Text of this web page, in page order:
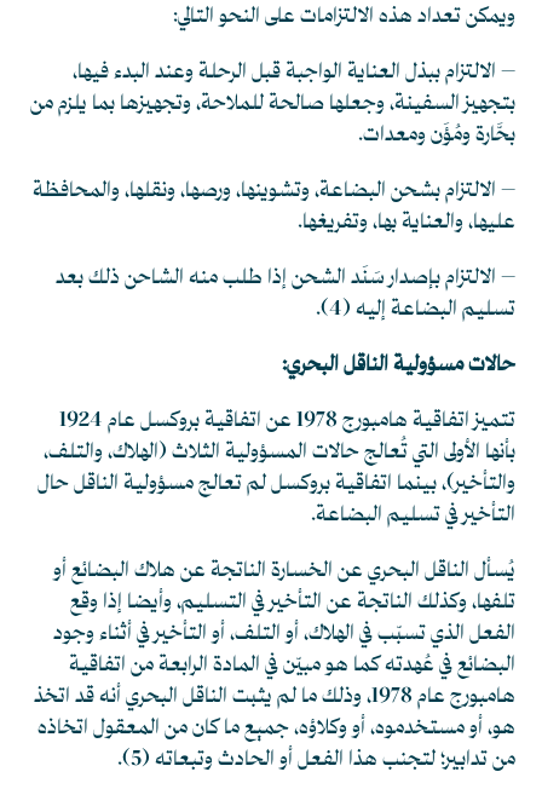
ويمكن تعداد هذه الالتزامات على النحو التالي:
– الالتزام ببذل العناية الواجبة قبل الرحلة وعند البدء فيها،
بتجهيز السفينة، وجعلها صالحة للملاحة، وتجهيزها بما يلزم من
بحَّارة ومُؤَن ومعدات.
– الالتزام بشحن البضاعة، وتشوينها، ورصها، ونقلها، والمحافظة
عليها، والعناية بها، وتفريغها.
– الالتزام بإصدار سَنَد الشحن إذا طلب منه الشاحن ذلك بعد
تسليم البضاعة إليه(4)
.
حالات مسؤولية الناقل البحري:
تتميز اتفاقية هامبورج 1978 عن اتفاقية بروكسل عام 1924
بأنها الأولى التي تُعالج حالات المسؤولية الثلاث (الهلاك، والتلف،
والتأخير)، بينما اتفاقية بروكسل لم تعالج مسؤولية الناقل حال
التأخير في تسليم البضاعة.
يُسأل الناقل البحري عن الخسارة الناتجة عن هلاك البضائع أو
تلفها، وكذلك الناتجة عن التأخير في التسليم، وأيضا إذا وقع
الفعل الذي تسبّب في الهلاك، أو التلف، أو التأخير في أثناء وجود
البضائع في عُهدته كما هو مبيّن في المادة الرابعة من اتفاقية
هامبورج عام 1978، وذلك ما لم يثبت الناقل البحري أنه قد اتخذ
هو، أو مستخدموه، أو وكلاؤه، جميع ما كان من المعقول اتخاذه
من تدابير؛ لتجنب هذا الفعل أو الحادث وتبعاته(5)
.